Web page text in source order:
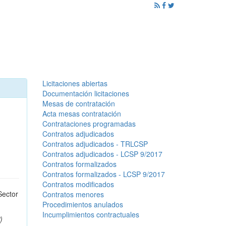
Licitaciones abiertas
Documentación licitaciones
Mesas de contratación
Acta mesas contratación
Contrataciones programadas
Contratos adjudicados
Contratos adjudicados - TRLCSP
Contratos adjudicados - LCSP 9/2017
Contratos formalizados
Contratos formalizados - LCSP 9/2017
Contratos modificados
Contratos menores
Procedimientos anulados
Incumplimientos contractuales